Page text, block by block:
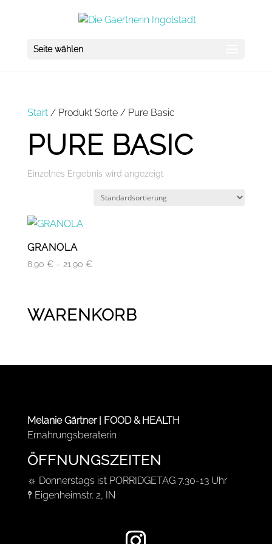
Seite wählen
Start/ Produkt Sorte / Pure Basic
PURE BASIC
Einzelnes Ergebnis wird angezeigt
GRANOLA
8,90 € – 21,90 €Preisspanne:
WARENKORB
Melanie Gärtner | FOOD & HEALTH
Ernährungsberaterin
ÖFFNUNGSZEITEN
☼ Donnerstags ist PORRIDGETAG 7.30-13 Uhr
𖤥 Eigenheimstr. 2, IN